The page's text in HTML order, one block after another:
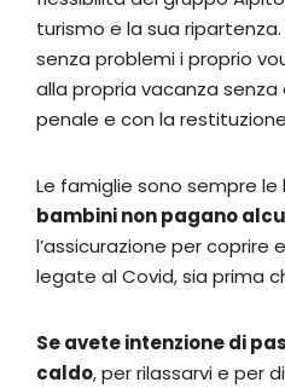
turismo e la sua
senza problemi i proprio
alla propria vacanza
penale e con la
Le famiglie sono sempre
bambini non pagano
l’assicurazione per
legate al Covid, sia prima
Se avete intenzione di
caldo, per rilassarvi e per